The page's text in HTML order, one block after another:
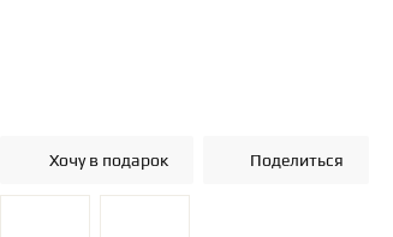
Хочу в подарок Поделиться